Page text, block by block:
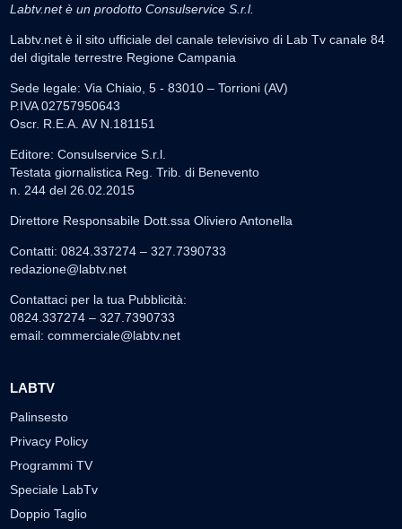
Labtv.net è un prodotto Consulservice S.r.l.
Labtv.net è il sito ufficiale del canale televisivo di Lab Tv canale 84
del digitale terrestre Regione Campania
Sede legale: Via Chiaio, 5 - 83010 – Torrioni (AV)
P.IVA 02757950643
Oscr. R.E.A. AV N.181151
Editore: Consulservice S.r.l.
Testata giornalistica Reg. Trib. di Benevento
n. 244 del 26.02.2015
Direttore Responsabile Dott.ssa Oliviero Antonella
Contatti: 0824.337274 – 327.7390733
redazione@labtv.net
Contattaci per la tua Pubblicità:
0824.337274 – 327.7390733
email: commerciale@labtv.net
LABTV
Palinsesto
Privacy Policy
Programmi TV
Speciale LabTv
Doppio Taglio